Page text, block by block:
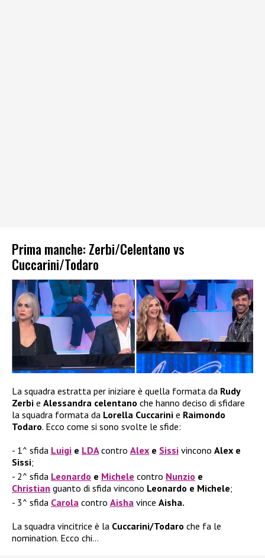
Prima manche: Zerbi/Celentano vs
Cuccarini/Todaro
La squadra estratta per iniziare è quella formata da Rudy
Zerbi e Alessandra celentano che hanno deciso di sfidare
la squadra formata da Lorella Cuccarini e Raimondo
Todaro. Ecco come si sono svolte le sfide:
1^ sfida Luigi e LDA contro Alex e Sissi vincono Alex e
Sissi;
2^ sfida Leonardo e Michele contro Nunzio e
Christian guanto di sfida vincono Leonardo e Michele;
3^ sfida Carola contro Aisha vince Aisha.
La squadra vincitrice è la Cuccarini/Todaro che fa le
nomination. Ecco chi…